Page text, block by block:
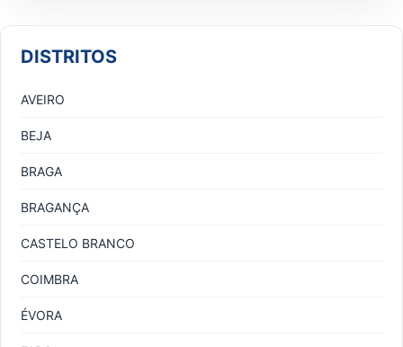
DISTRITOS
AVEIRO
BEJA
BRAGA
BRAGANÇA
CASTELO BRANCO
COIMBRA
ÉVORA